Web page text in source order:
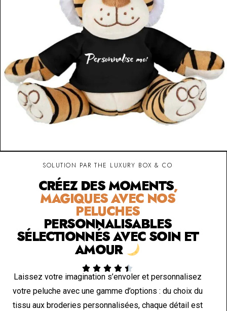
SOLUTION PAR THE LUXURY BOX & CO
CRÉEZ DES MOMENTS,
MAGIQUES AVEC NOS
PELUCHES
PERSONNALISABLES
SÉLECTIONNÉS AVEC SOIN ET
AMOUR
    
Laissez votre imagination s’envoler et personnalisez
votre peluche avec une gamme d’options : du choix du
tissu aux broderies personnalisées, chaque détail est